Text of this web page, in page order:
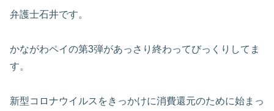
弁護士石井です。
かながわペイの第3弾があっさり終わってびっくりしてま
す。
新型コロナウイルスをきっかけに消費還元のために始まっ